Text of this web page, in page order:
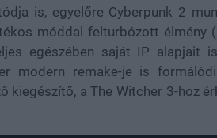
is, egyelőre Cyberpunk 2
móddal felturbózott élmény
egészében saját IP alapjait
modern remake-je is
kiegészítő, a The Witcher 3-hoz